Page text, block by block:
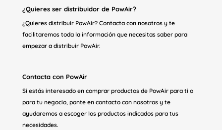
¿Quieres ser distribuidor de PowAir?
¿Quieres distribuir PowAir? Contacta con nosotros y te
facilitaremos toda la información que necesitas saber para
empezar a distribuir PowAir.
Contacta con PowAir
Si estás interesado en comprar productos de PowAir para ti o
para tu negocio, ponte en contacto con nosotros y te
ayudaremos a escoger los productos indicados para tus
necesidades.